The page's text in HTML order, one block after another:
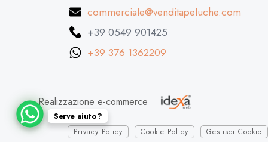
commerciale@venditapeluche.com
+39 0549 901425
+39 376 1362209
Realizzazione e-commerce
Privacy Policy Cookie Policy Gestisci Cookie
Serve aiuto?